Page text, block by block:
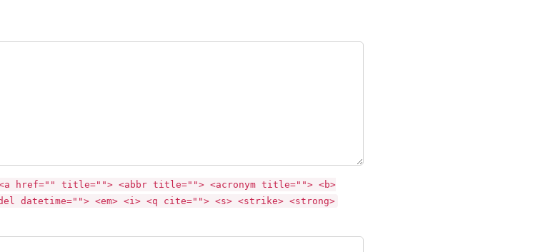
href="" title=""> <abbr title=""> <acronym title=""> <b>
datetime=""> <em> <i> <q cite=""> <s> <strike> <strong>